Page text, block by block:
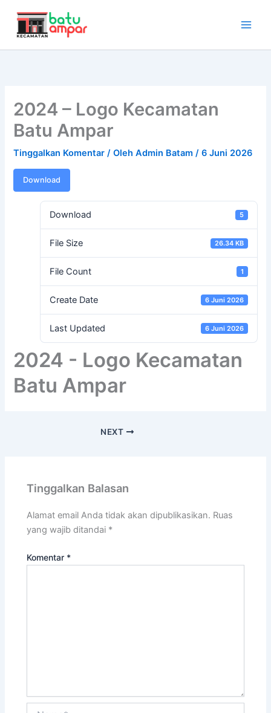
konten
2024 – Logo Kecamatan
Batu Ampar
Tinggalkan Komentar / OlehAdmin Batam/6 Juni 2026
Download
Download 5
File Size 26.34 KB
File Count 1
Create Date 6 Juni 2026
Last Updated 6 Juni 2026
2024 - Logo Kecamatan
Batu Ampar
NEXT
Tinggalkan Balasan
Alamat email Anda tidak akan dipublikasikan. Ruas
yang wajib ditandai *
Komentar *